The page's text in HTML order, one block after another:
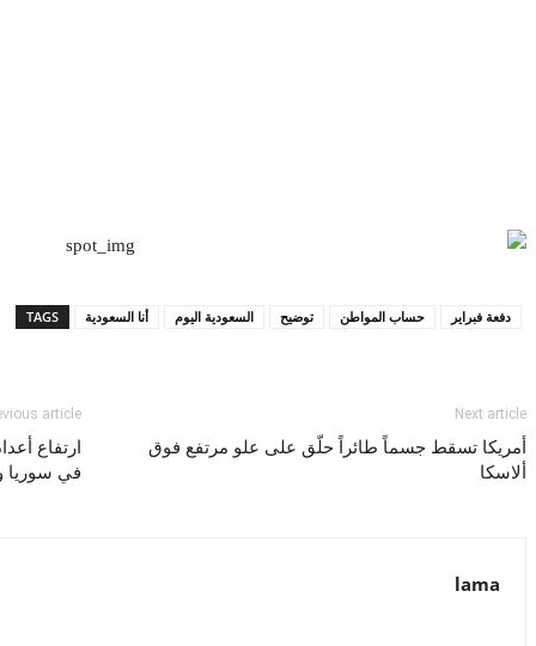
TAGS أنا السعودية السعودية اليوم توضيح حساب المواطن دفعة فبراير
article
في سوريا
Next article
أمريكا تسقط جسماً طائراً حلّق على علو مرتفع فوق
ألاسكا
lama